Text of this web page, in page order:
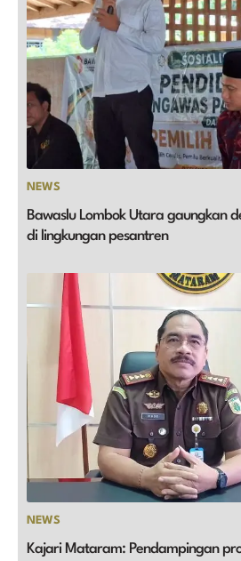
NEWS
Bawaslu Lombok Utara gaungkan
di lingkungan pesantren
NEWS
Kajari Mataram: Pendampingan